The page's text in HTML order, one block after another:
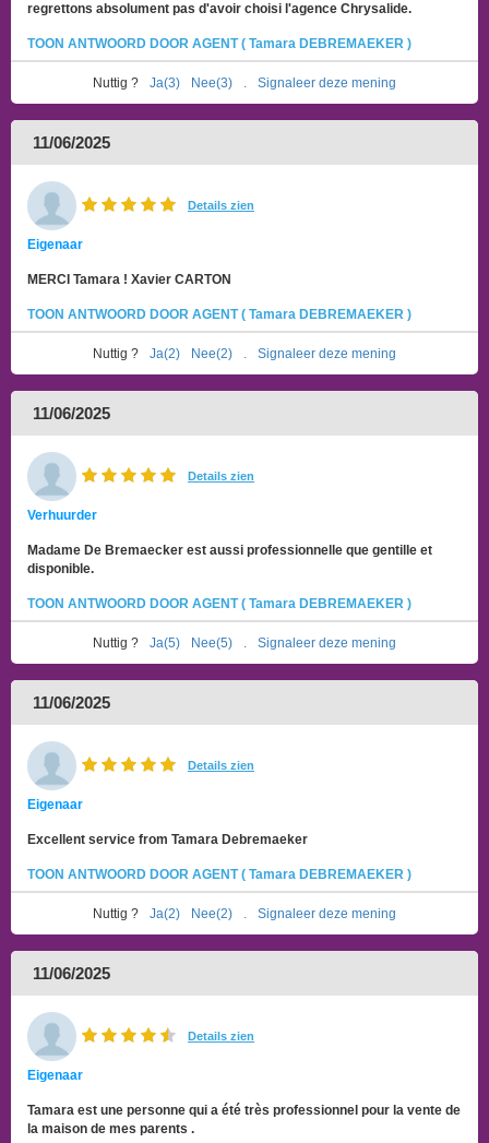
regrettons absolument pas d'avoir choisi l'agence Chrysalide.
TOON ANTWOORD DOOR AGENT ( Tamara DEBREMAEKER )
Nuttig ? Ja(3) Nee(3) Signaleer deze mening
11/06/2025
Details zien
Eigenaar
MERCI Tamara ! Xavier CARTON
TOON ANTWOORD DOOR AGENT ( Tamara DEBREMAEKER )
Nuttig ? Ja(2) Nee(2) Signaleer deze mening
11/06/2025
Details zien
Verhuurder
Madame De Bremaecker est aussi professionnelle que gentille et
disponible.
TOON ANTWOORD DOOR AGENT ( Tamara DEBREMAEKER )
Nuttig ? Ja(5) Nee(5) Signaleer deze mening
11/06/2025
Details zien
Eigenaar
Excellent service from Tamara Debremaeker
TOON ANTWOORD DOOR AGENT ( Tamara DEBREMAEKER )
Nuttig ? Ja(2) Nee(2) Signaleer deze mening
11/06/2025
Details zien
Eigenaar
Tamara est une personne qui a été très professionnel pour la vente de
la maison de mes parents .